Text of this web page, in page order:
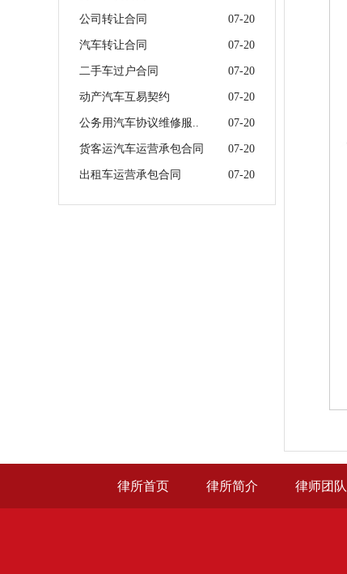
公司转让合同 07-20
汽车转让合同 07-20
二手车过户合同 07-20
动产汽车互易契约 07-20
公务用汽车协议维修服.. 07-20
货客运汽车运营承包合同 07-20
出租车运营承包合同 07-20
律所首页 律所简介 律师团队